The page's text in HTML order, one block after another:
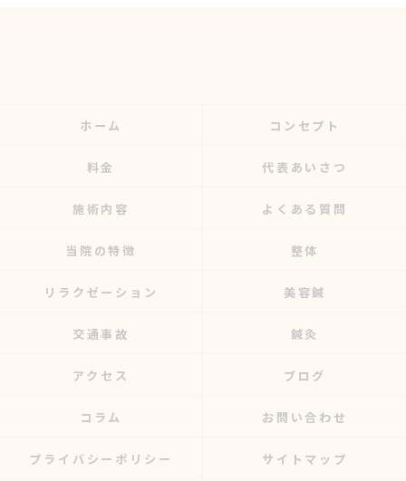
ホーム コンセプト
料金 代表あいさつ
施術内容 よくある質問
当院の特徴 整体
リラクゼーション 美容鍼
交通事故 鍼灸
アクセス ブログ
コラム お問い合わせ
プライバシーポリシー サイトマップ